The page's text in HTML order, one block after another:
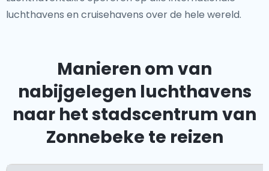
luchthavens en cruisehavens over de hele wereld.
Manieren om van
nabijgelegen luchthavens
naar het stadscentrum van
Zonnebeke te reizen